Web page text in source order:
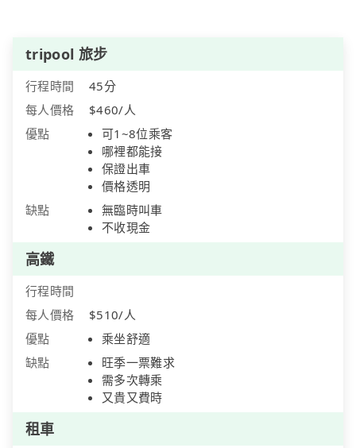
tripool 旅步
行程時間
45分
每人價格
$460/人
優點
可1~8位乘客
哪裡都能接
保證出車
價格透明
缺點
無臨時叫車
不收現金
高鐵
行程時間
每人價格
$510/人
優點
乘坐舒適
缺點
旺季一票難求
需多次轉乘
又貴又費時
租車